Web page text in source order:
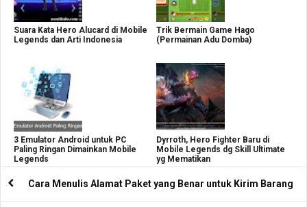
Suara Kata Hero Alucard di Mobile
Legends dan Arti Indonesia
Trik Bermain Game Hago
(Permainan Adu Domba)
3 Emulator Android untuk PC
Paling Ringan Dimainkan Mobile
Legends
Dyrroth, Hero Fighter Baru di
Mobile Legends dg Skill Ultimate
yg Mematikan
Cara Menulis Alamat Paket yang Benar untuk Kirim Barang